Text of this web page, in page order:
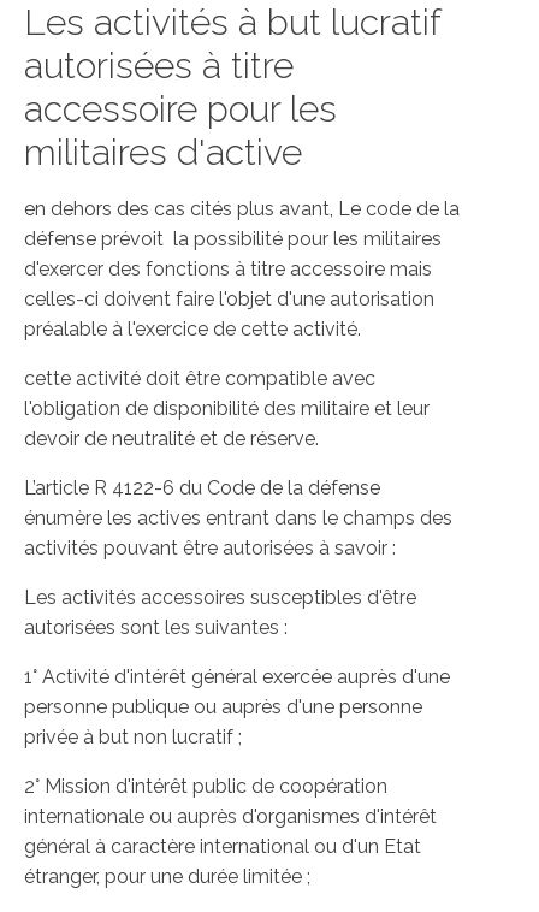
Les activités à but lucratif
autorisées à titre
accessoire pour les
militaires d'active
en dehors des cas cités plus avant, Le code de la
défense prévoit la possibilité pour les militaires
d'exercer des fonctions à titre accessoire mais
celles-ci doivent faire l'objet d'une autorisation
préalable à l'exercice de cette activité.
cette activité doit être compatible avec
l'obligation de disponibilité des militaire et leur
devoir de neutralité et de réserve.
L’article R 4122-6 du Code de la défense
énumère les actives entrant dans le champs des
activités pouvant être autorisées à savoir :
Les activités accessoires susceptibles d'être
autorisées sont les suivantes :
1° Activité d'intérêt général exercée auprès d'une
personne publique ou auprès d'une personne
privée à but non lucratif ;
2° Mission d'intérêt public de coopération
internationale ou auprès d'organismes d'intérêt
général à caractère international ou d'un Etat
étranger, pour une durée limitée ;